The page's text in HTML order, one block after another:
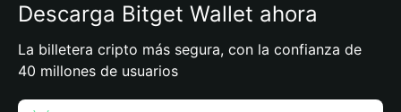
Descarga Bitget Wallet ahora
La billetera cripto más segura, con la confianza de
40 millones de usuarios